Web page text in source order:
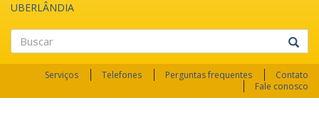
UBERLÂNDIA
Buscar
Serviços Telefones Perguntas frequentes
Contato
Fale conosco